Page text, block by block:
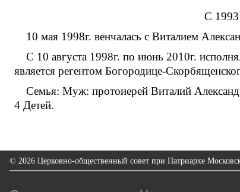
С 1993
10 мая 1998г. венчалась с Виталием
С 10 августа 1998г. по июнь 2010г.
является регентом Богородице-
Семья: Муж: протоиерей Виталий
4 Детей.
© 2026 Церковно-общественный совет при Патриархе